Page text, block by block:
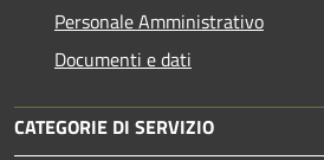
Personale Amministrativo
Documenti e dati
CATEGORIE DI SERVIZIO